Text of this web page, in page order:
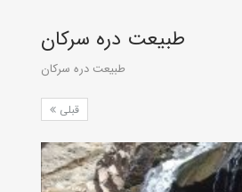
طبیعت دره سرکان
طبیعت دره سرکان
قبلی